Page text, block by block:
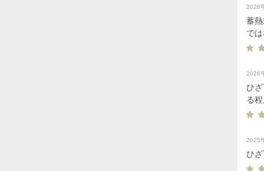
2026
蓄
で
した。 実際の施術はとても丁寧で、痛みも
て
し
2026
ひ
る
2025
ひ